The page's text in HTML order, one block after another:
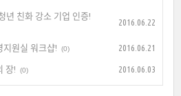
년 친화 강소 기업 인증!
2016.06.22
지원실 워크샵! (0) 2016.06.21
장! (0) 2016.06.03